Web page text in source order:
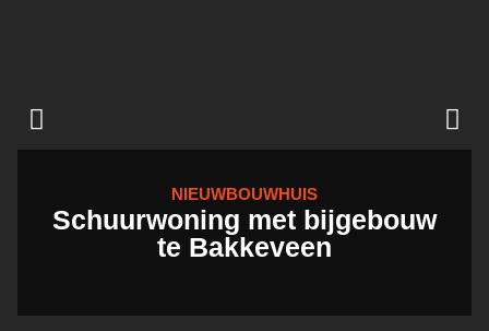
NIEUWBOUWHUIS
Schuurwoning met bijgebouw
te Bakkeveen